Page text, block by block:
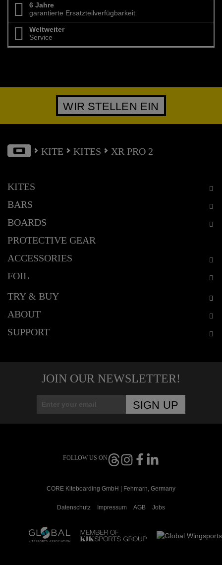
6 Jahre
garantierte Ersatzteilverfügbarkeit
Weltweiter
Service
WIR STELLEN EIN
KITE KITES XR PRO 2
KITES
BARS
BOARDS
PROTECTIVE GEAR
ACCESSORIES
FOIL
TRY & BUY
ABOUT
SUPPORT
JOIN OUR NEWSLETTER!
FOLLOW US ON
CORE Kiteboarding GmbH | Fehmarn, Germany
Datenschutz Impressum AGB Jobs